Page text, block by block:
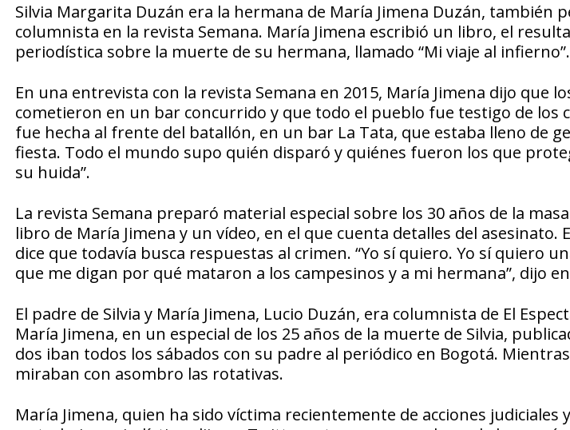
Silvia Margarita Duzán era la hermana de María Jimena Duzán, también
columnista en la revista Semana. María Jimena escribió un libro, el
periodística sobre la muerte de su hermana, llamado “Mi viaje al infierno”.
En una entrevista con la revista Semana en 2015, María Jimena dijo que
cometieron en un bar concurrido y que todo el pueblo fue testigo de los
fue hecha al frente del batallón, en un bar La Tata, que estaba lleno de
fiesta. Todo el mundo supo quién disparó y quiénes fueron los que
su huida”.
La revista Semana preparó material especial sobre los 30 años de la
libro de María Jimena y un vídeo, en el que cuenta detalles del asesinato.
dice que todavía busca respuestas al crimen. “Yo sí quiero. Yo sí quiero
que me digan por qué mataron a los campesinos y a mi hermana”, dijo
El padre de Silvia y María Jimena, Lucio Duzán, era columnista de El
María Jimena, en un especial de los 25 años de la muerte de Silvia,
dos iban todos los sábados con su padre al periódico en Bogotá.
miraban con asombro las rotativas.
María Jimena, quien ha sido víctima recientemente de acciones